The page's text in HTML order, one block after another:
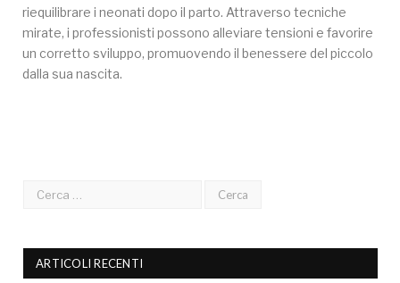
riequilibrare i neonati dopo il parto. Attraverso tecniche
mirate, i professionisti possono alleviare tensioni e favorire
un corretto sviluppo, promuovendo il benessere del piccolo
dalla sua nascita.
ARTICOLI RECENTI